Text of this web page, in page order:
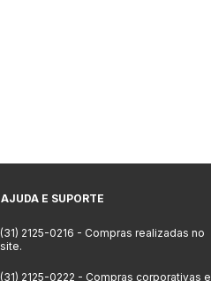
AJUDA E SUPORTE
(31) 2125-0216 - Compras realizadas no
site.
(31) 2125-0222 - Compras corporativas e